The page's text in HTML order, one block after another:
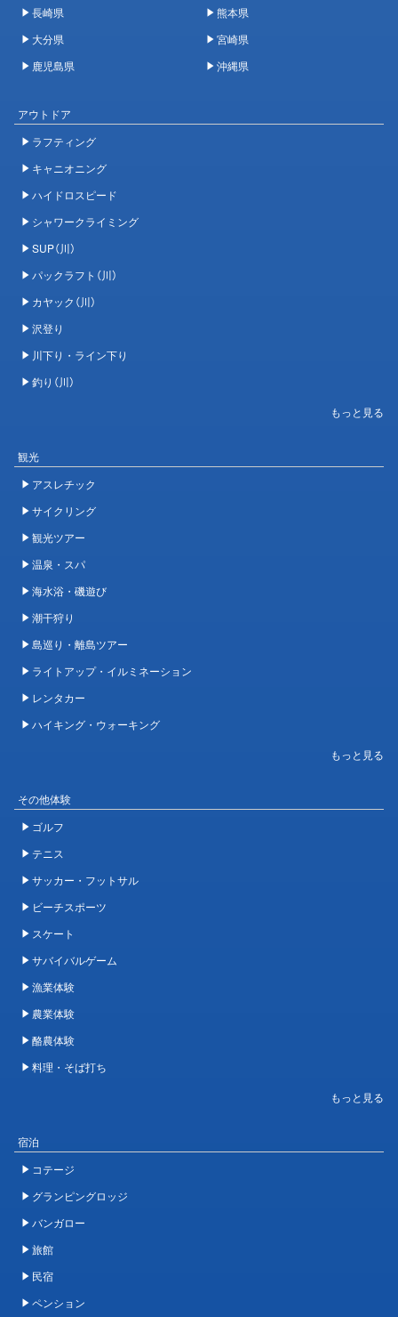
長崎県
熊本県
大分県
宮崎県
鹿児島県
沖縄県
アウトドア
ラフティング
キャニオニング
ハイドロスピード
シャワークライミング
SUP（川）
パックラフト（川）
カヤック（川）
沢登り
川下り・ライン下り
釣り（川）
観光
アスレチック
サイクリング
観光ツアー
温泉・スパ
海水浴・磯遊び
潮干狩り
島巡り・離島ツアー
ライトアップ・イルミネーション
レンタカー
ハイキング・ウォーキング
その他体験
ゴルフ
テニス
サッカー・フットサル
ビーチスポーツ
スケート
サバイバルゲーム
漁業体験
農業体験
酪農体験
料理・そば打ち
宿泊
コテージ
グランピングロッジ
バンガロー
旅館
民宿
ペンション